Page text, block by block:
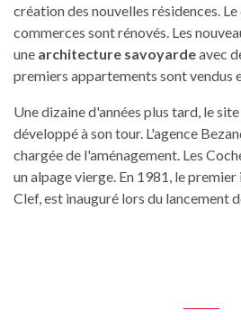
création des nouvelles résidences.
commerces sont rénovés. Les
une architecture savoyardeavec
premiers appartements sont vendus
Une dizaine d'années plus tard, le
développé à son tour. L'agence
chargée de l'aménagement. Les
un alpage vierge. En 1981, le
Clef, est inauguré lors du lancement